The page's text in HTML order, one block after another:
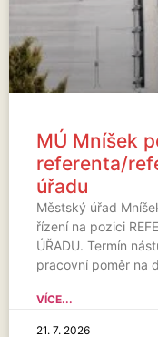
MÚ Mníšek
referenta/
úřadu
Městský úřad
řízení na pozici
ÚŘADU. Termín
pracovní poměr na
VÍCE...
21. 7. 2026